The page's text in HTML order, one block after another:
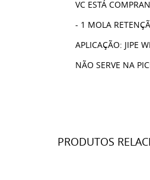
VC ESTÁ
- 1 MOLA
APLICAÇÃO: JIPE
NÃO SERVE NA
PRODUTOS